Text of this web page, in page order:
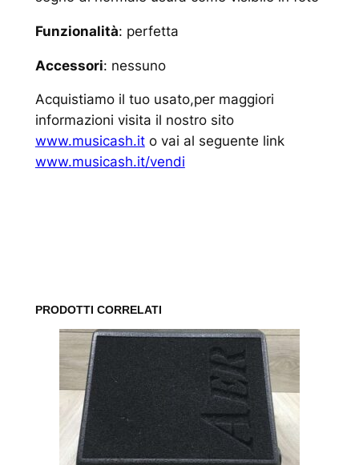
Funzionalità: perfetta
Accessori: nessuno
Acquistiamo il tuo usato,per maggiori
informazioni visita il nostro sito
www.musicash.ito vai al seguente link
www.musicash.it/vendi
PRODOTTI CORRELATI